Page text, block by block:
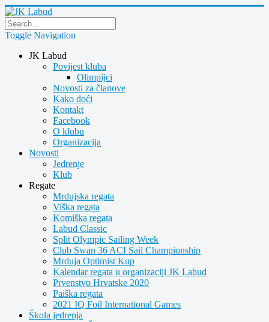
Toggle Navigation
JK Labud
Povijest kluba
Olimpijci
Novosti za članove
Kako doći
Kontakt
Facebook
O klubu
Organizacija
Novosti
Jedrenje
Klub
Regate
Mrdujska regata
Viška regata
Komiška regata
Labud Classic
Split Olympic Sailing Week
Club Swan 36 ACI Sail Championship
Mrduja Optimist Kup
Kalendar regata u organizaciji JK Labud
Prvenstvo Hrvatske 2020
Paiška regata
2021 IQ Foil International Games
Škola jedrenja